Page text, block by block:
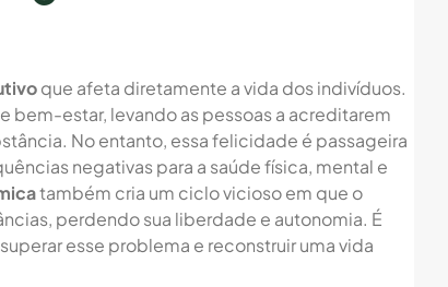
que afeta diretamente a vida dos indivíduos.
bem-estar, levando as pessoas a acreditarem
No entanto, essa felicidade é passageira
negativas para a saúde física, mental e
também cria um ciclo vicioso em que o
perdendo sua liberdade e autonomia. É
esse problema e reconstruir uma vida